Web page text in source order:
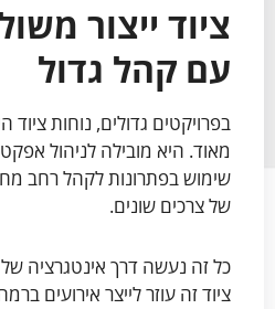
ציוד ייצור
עם קהל גדול
בפרויקטים גדולים, נוחות ציוד
מאוד. היא מובילה לניהול
שימוש בפתרונות לקהל רחב
של צרכים שונים.
כל זה נעשה דרך אינטגרציה
ציוד זה עוזר לייצר אירועים